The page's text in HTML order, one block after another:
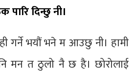
दिन्छु नी।
गर्ने भयौं भने म आउछु नी। हामी
मन त ठुलो नै छ है। छोरोलाई